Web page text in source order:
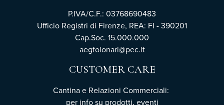
P.IVA/C.F.: 03768690483
Ufficio Registri di Firenze, REA: FI - 390201
Cap.Soc. 15.000.000
aegfolonari@pec.it
CUSTOMER CARE
Cantina e Relazioni Commerciali:
per info su prodotti, eventi